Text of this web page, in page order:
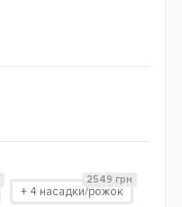
+ 4 насадки/рожок
2549 грн